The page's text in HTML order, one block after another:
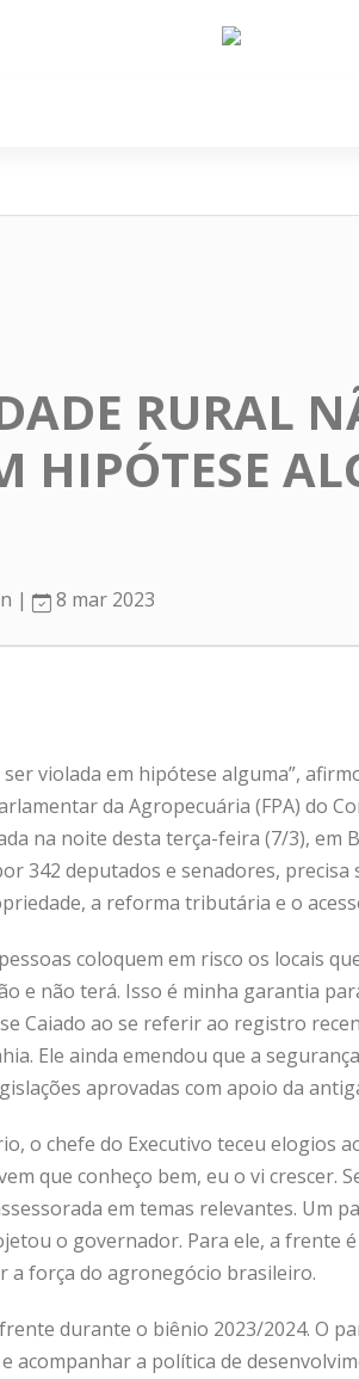
RURAL
HIPÓTESE
| 8 mar 2023
violada em hipótese alguma”,
da Agropecuária (FPA) do
na noite desta terça-feira (7/3), em
342 deputados e senadores,
a reforma tributária e o
coloquem em risco os locais
e não terá. Isso é minha garantia
Caiado ao se referir ao registro
Ele ainda emendou que a
aprovadas com apoio da
o chefe do Executivo teceu elogios
que conheço bem, eu o vi crescer.
em temas relevantes. Um
o governador. Para ele, a frente
a força do agronegócio brasileiro.
durante o biênio 2023/2024. O
acompanhar a política de